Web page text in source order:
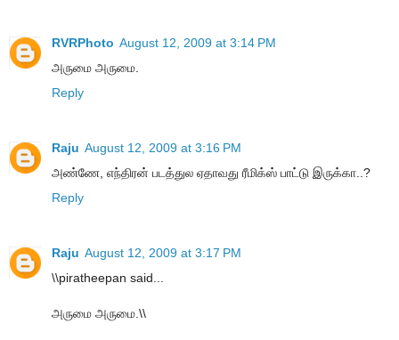
RVRPhoto August 12, 2009 at 3:14 PM
அருமை அருமை.
Reply
Raju August 12, 2009 at 3:16 PM
அண்ணே, எந்திரன் படத்துல ஏதாவது ரீமிக்ஸ் பாட்டு இருக்கா..?
Reply
Raju August 12, 2009 at 3:17 PM
\\piratheepan said...
அருமை அருமை.\\